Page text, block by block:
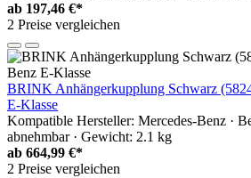
ab 197,46 €*
2 Preise vergleichen
BRINK Anhängerkupplung Schwarz
E-Klasse
Kompatible Hersteller: Mercedes-Benz ·
abnehmbar · Gewicht: 2.1 kg
ab 664,99 €*
2 Preise vergleichen